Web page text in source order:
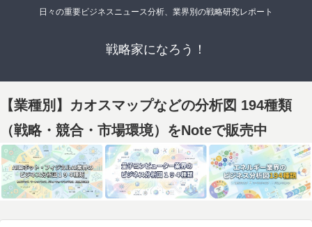
日々の重要ビジネスニュース分析、業界別の戦略研究レポート
戦略家になろう！
【業種別】カオスマップなどの分析図 194種類
（戦略・競合・市場環境）をNoteで販売中